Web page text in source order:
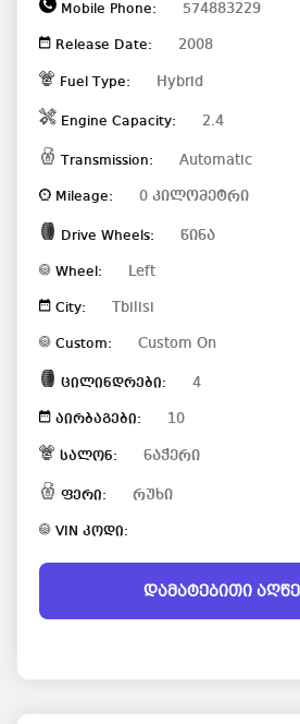
Mobile Phone: 574883229
Release Date: 2008
Fuel Type: Hybrid
Engine Capacity: 2.4
Transmission: Automatic
Mileage: 0 კილომეტრი
Drive Wheels: წინა
Wheel: Left
City: Tbilisi
Custom: Custom On
ცილინდრები: 4
აირბაგები: 10
სალონ: ნაჭერი
ფერი: რუხი
VIN კოდი:
დამატებითი